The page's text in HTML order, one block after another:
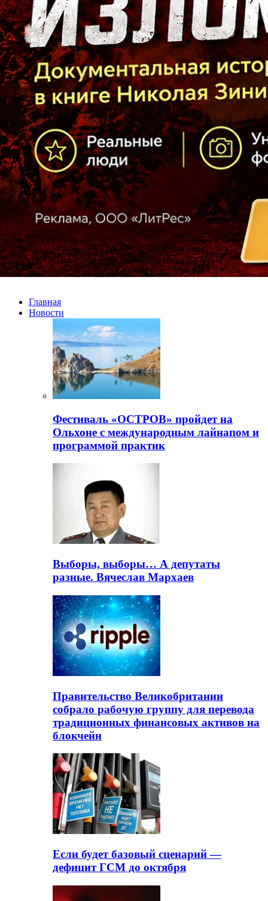
Главная
Новости
Фестиваль «ОСТРОВ» пройдет на
Ольхоне с международным лайнапом и
программой практик
Выборы, выборы… А депутаты
разные. Вячеслав Мархаев
Правительство Великобритании
собрало рабочую группу для перевода
традиционных финансовых активов на
блокчейн
Если будет базовый сценарий —
дефицит ГСМ до октября